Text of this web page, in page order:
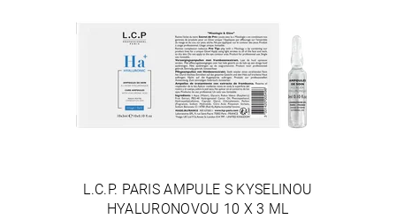
L.C.P. PARIS AMPULE S KYSELINOU
HYALURONOVOU 10 X 3 ML